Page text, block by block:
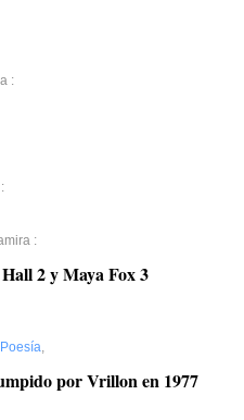
:
:
:
2 y Maya Fox 3
Poesía,
por Vrillon en 1977